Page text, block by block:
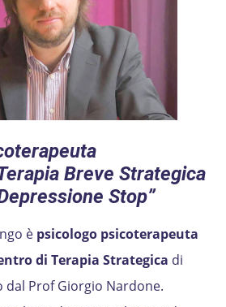
Breve Strategica
Stop”
è psicologo psicoterapeuta
di Terapia Strategica di
dal Prof Giorgio Nardone.